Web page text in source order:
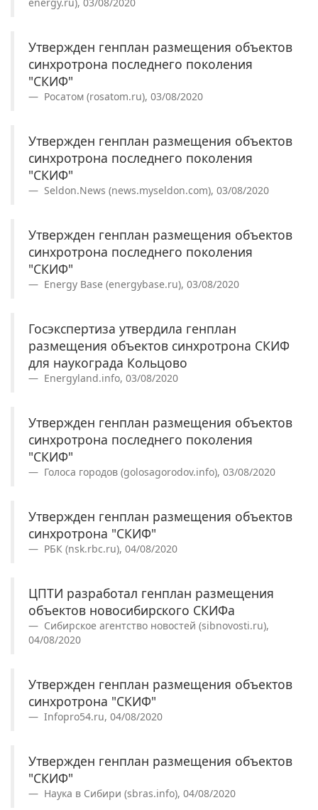
Утвержден генплан размещения объектов
синхротрона последнего поколения
"СКИФ"
Росатом (rosatom.ru), 03/08/2020
Утвержден генплан размещения объектов
синхротрона последнего поколения
"СКИФ"
Seldon.News (news.myseldon.com), 03/08/2020
Утвержден генплан размещения объектов
синхротрона последнего поколения
"СКИФ"
Energy Base (energybase.ru), 03/08/2020
Госэкспертиза утвердила генплан
размещения объектов синхротрона СКИФ
для наукограда Кольцово
Energyland.info, 03/08/2020
Утвержден генплан размещения объектов
синхротрона последнего поколения
"СКИФ"
Голоса городов (golosagorodov.info), 03/08/2020
Утвержден генплан размещения объектов
синхротрона "СКИФ"
РБК (nsk.rbc.ru), 04/08/2020
ЦПТИ разработал генплан размещения
объектов новосибирского СКИФа
Сибирское агентство новостей (sibnovosti.ru),
04/08/2020
Утвержден генплан размещения объектов
синхротрона "СКИФ"
Infopro54.ru, 04/08/2020
Утвержден генплан размещения объектов
"СКИФ"
Наука в Сибири (sbras.info), 04/08/2020